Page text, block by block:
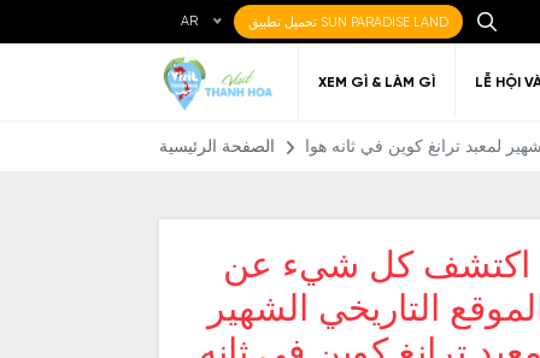
AR تحميل تطبيق SUN PARADISE LAND
XEM GÌ & LÀM GÌ LỄ HỘI
Điểm đến yêu thích Nghệ thuật
Ẩm thực Địa phương Địa điểm ăn uống
Về Thanh Hóa Đi đến Thanh Hóa
Di
الصفحة الرئيسية لمعبد ترانغ كوين في ثانه هوا
اكتشف كل شيء عن
التاريخي الشهير